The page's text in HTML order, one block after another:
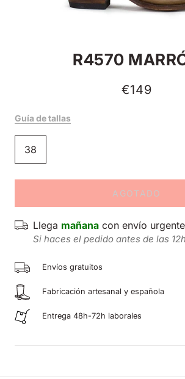
R4570
€149
Guía de tallas
38
AGOTADO
Llega mañana con envío urgente
Si haces el pedido antes de las
Envíos gratuitos
Fabricación artesanal y española
Entrega 48h-72h laborales